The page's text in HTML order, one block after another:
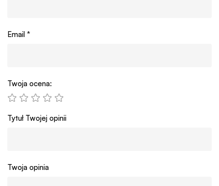
Email *
Twoja ocena:
Tytuł Twojej opinii
Twoja opinia